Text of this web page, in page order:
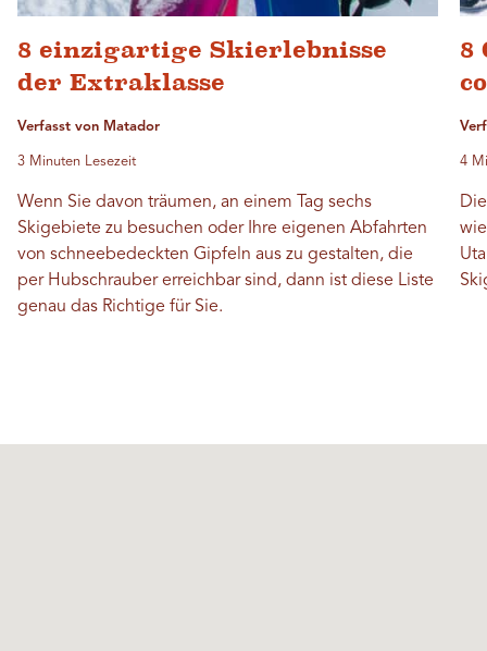
8 einzigartige Skierlebnisse
der Extraklasse
Verfasst von Matador
3 Minuten Lesezeit
Wenn Sie davon träumen, an einem Tag sechs
Skigebiete zu besuchen oder Ihre eigenen Abfahrten
von schneebedeckten Gipfeln aus zu gestalten, die
per Hubschrauber erreichbar sind, dann ist diese Liste
genau das Richtige für Sie.
8
4